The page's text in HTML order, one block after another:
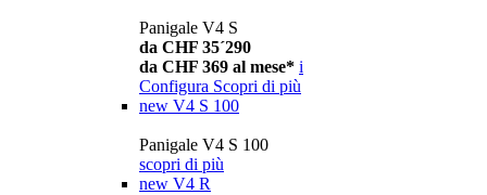
Panigale V4 S
da CHF 35´290
da CHF 369 al mese* i
Configura Scopri di più
new V4 S 100
Panigale V4 S 100
scopri di più
new V4 R